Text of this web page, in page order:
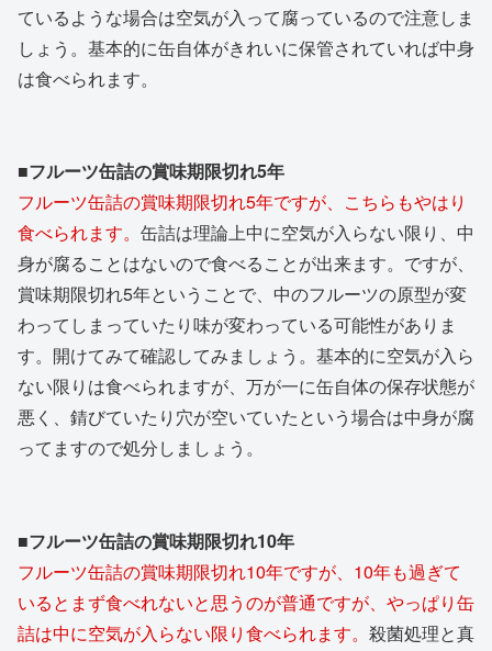
ているような場合は空気が入って腐っているので注意しま
しょう。基本的に缶自体がきれいに保管されていれば中身
は食べられます。
■フルーツ缶詰の賞味期限切れ5年
フルーツ缶詰の賞味期限切れ5年ですが、こちらもやはり
食べられます。 缶詰は理論上中に空気が入らない限り、中
身が腐ることはないので食べることが出来ます。ですが、
賞味期限切れ5年ということで、中のフルーツの原型が変
わってしまっていたり味が変わっている可能性がありま
す。開けてみて確認してみましょう。基本的に空気が入ら
ない限りは食べられますが、万が一に缶自体の保存状態が
悪く、錆びていたり穴が空いていたという場合は中身が腐
ってますので処分しましょう。
■フルーツ缶詰の賞味期限切れ10年
フルーツ缶詰の賞味期限切れ10年ですが、10年も過ぎて
いるとまず食べれないと思うのが普通ですが、やっぱり缶
詰は中に空気が入らない限り食べられます。 殺菌処理と真